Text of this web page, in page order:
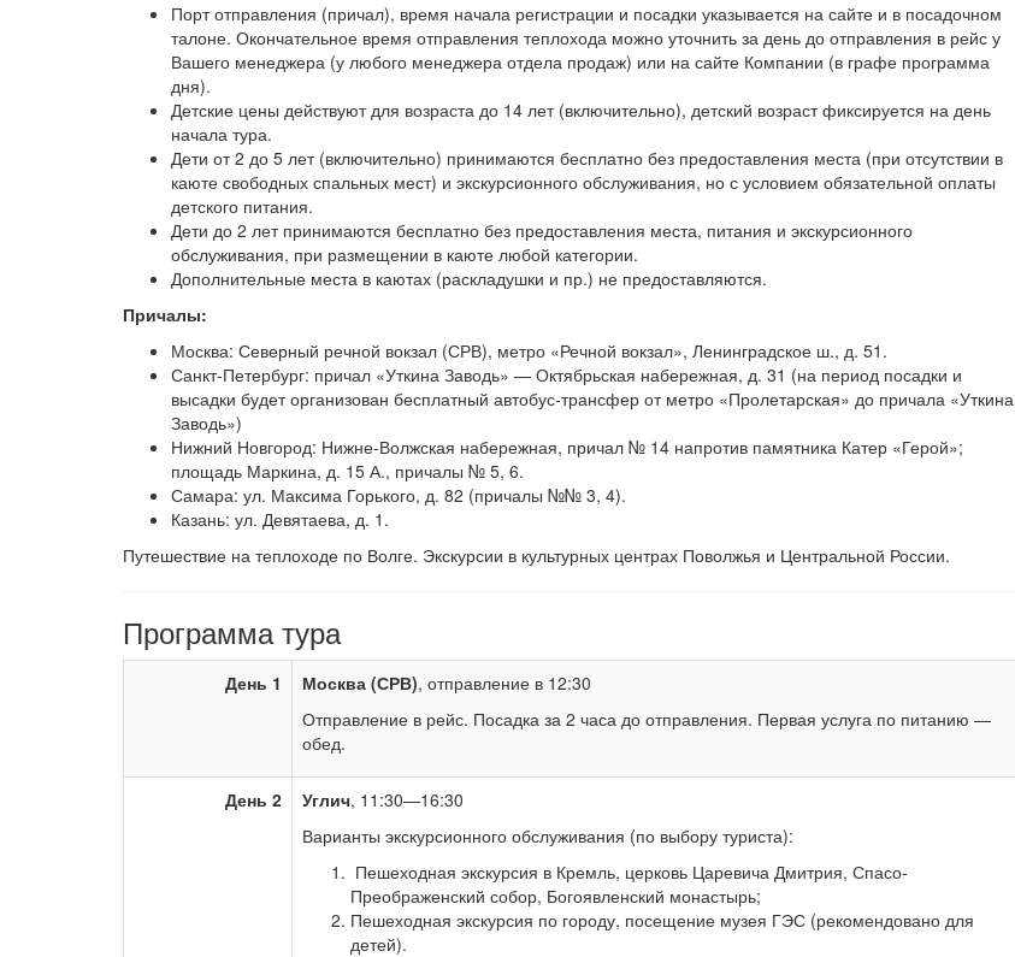
Порт отправления (причал), время начала регистрации и посадки указывается на сайте и в посадочном
талоне. Окончательное время отправления теплохода можно уточнить за день до отправления в рейс у
Вашего менеджера (у любого менеджера отдела продаж) или на сайте Компании (в графе программа
дня).
Детские цены действуют для возраста до 14 лет (включительно), детский возраст фиксируется на день
начала тура.
Дети от 2 до 5 лет (включительно) принимаются бесплатно без предоставления места (при отсутствии в
каюте свободных спальных мест) и экскурсионного обслуживания, но с условием обязательной оплаты
детского питания.
Дети до 2 лет принимаются бесплатно без предоставления места, питания и экскурсионного
обслуживания, при размещении в каюте любой категории.
Дополнительные места в каютах (раскладушки и пр.) не предоставляются.
Причалы:
Москва: Северный речной вокзал (СРВ), метро «Речной вокзал», Ленинградское ш., д. 51.
Санкт-Петербург: причал «Уткина Заводь» — Октябрьская набережная, д. 31 (на период посадки и
высадки будет организован бесплатный автобус-трансфер от метро «Пролетарская» до причала «Уткина
Заводь»)
Нижний Новгород: Нижне-Волжская набережная, причал № 14 напротив памятника Катер «Герой»;
площадь Маркина, д. 15 А., причалы № 5, 6.
Самара: ул. Максима Горького, д. 82 (причалы №№ 3, 4).
Казань: ул. Девятаева, д. 1.
Путешествие на теплоходе по Волге. Экскурсии в культурных центрах Поволжья и Центральной России.
Программа тура
День 1 Москва (СРВ), отправление в 12:30
Отправление в рейс. Посадка за 2 часа до отправления. Первая услуга по питанию —
обед.
День 2 Углич, 11:30—16:30
Варианты экскурсионного обслуживания (по выбору туриста):
Пешеходная экскурсия в Кремль, церковь Царевича Дмитрия, Спасо-
Преображенский собор, Богоявленский монастырь;
Пешеходная экскурсия по городу, посещение музея ГЭС (рекомендовано для
детей).